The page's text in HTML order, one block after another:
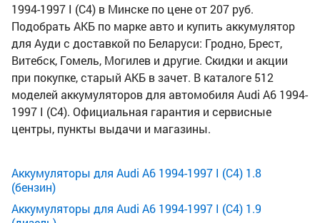
1994-1997 I (C4) в Минске по цене от 207 руб.
Подобрать АКБ по марке авто и купить аккумулятор
для Ауди с доставкой по Беларуси: Гродно, Брест,
Витебск, Гомель, Могилев и другие. Скидки и акции
при покупке, старый АКБ в зачет. В каталоге 512
моделей аккумуляторов для автомобиля Audi A6 1994-
1997 I (C4). Официальная гарантия и сервисные
центры, пункты выдачи и магазины.
Аккумуляторы для Audi A6 1994-1997 I (C4) 1.8
(бензин)
Аккумуляторы для Audi A6 1994-1997 I (C4) 1.9